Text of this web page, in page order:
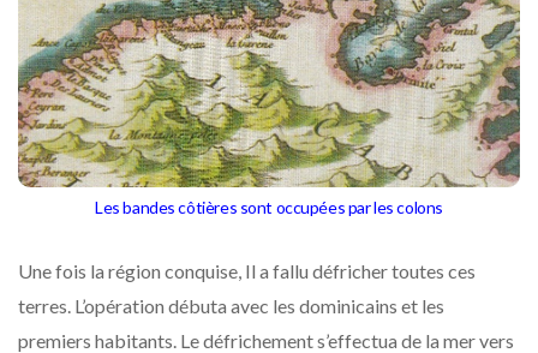
Les bandes côtières sont occupées par les colons
Une fois la région conquise, Il a fallu défricher toutes ces
terres. L’opération débuta avec les dominicains et les
premiers habitants. Le défrichement s’effectua de la mer vers